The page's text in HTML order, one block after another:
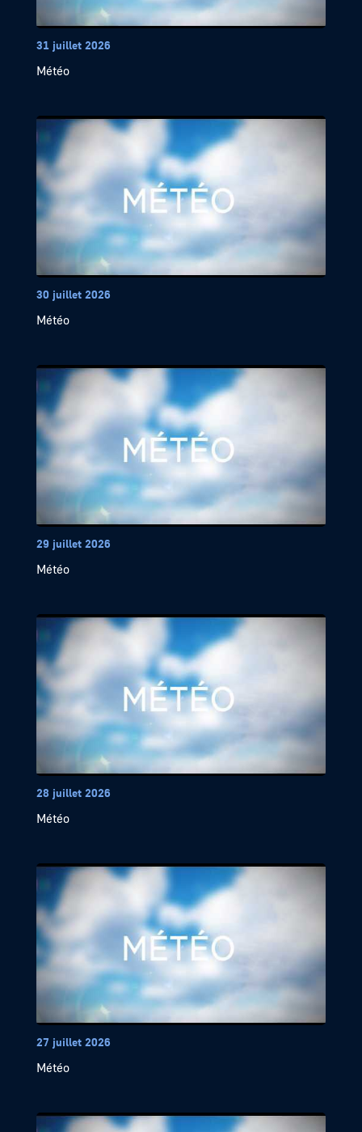
31 juillet 2026
Météo
30 juillet 2026
Météo
29 juillet 2026
Météo
28 juillet 2026
Météo
27 juillet 2026
Météo